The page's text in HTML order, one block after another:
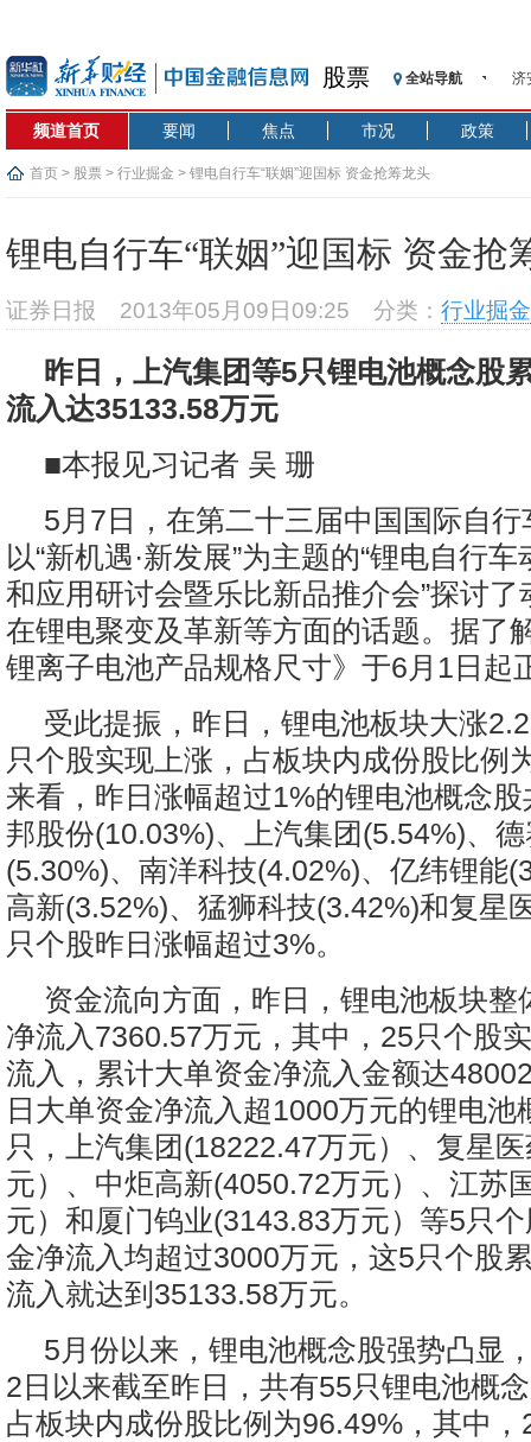
股票 全站导航
在
基
恒
频道首页 要闻 焦点 市况 政策
首页 > 股票 > 行业掘金 > 锂电自行车“联姻”迎国标 资金抢筹龙头
锂电自行车“联姻”迎国标 资金抢
证券日报 2013年05月09日09:25 分类： 行业掘金
昨日，上汽集团等5只锂电池概念股
流入达35133.58万元
■本报见习记者 吴 珊
5月7日，在第二十三届中国国际自
以“新机遇·新发展”为主题的“锂电自行
和应用研讨会暨乐比新品推介会”探讨
在锂电聚变及革新等方面的话题。据了
锂离子电池产品规格尺寸》于6月1日起
受此提振，昨日，锂电池板块大涨
只个股实现上涨，占板块内成份股比例
来看，昨日涨幅超过1%的锂电池概念
邦股份(10.03%)、上汽集团(5.54%)、
(5.30%)、南洋科技(4.02%)、亿纬锂能
高新(3.52%)、猛狮科技(3.42%)和复星
只个股昨日涨幅超过3%。
资金流向方面，昨日，锂电池板块整
净流入7360.57万元，其中，25只个股
流入，累计大单资金净流入金额达
日大单资金净流入超1000万元的锂电池
只，上汽集团(18222.47万元）、复星
元）、中炬高新(4050.72万元）、江苏
元）和厦门钨业(3143.83万元）等5只
金净流入均超过3000万元，这5只个股
流入就达到35133.58万元。
5月份以来，锂电池概念股强势凸显
2日以来截至昨日，共有55只锂电池概
占板块内成份股比例为96.49%，其中